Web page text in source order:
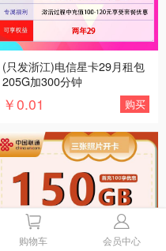
(只发浙江)电信星卡29月租包
205G加300分钟
￥0.01 购买
购物车 会员中心